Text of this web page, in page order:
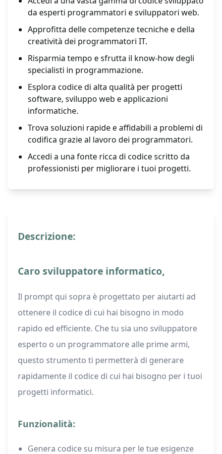
da esperti programmatori e sviluppatori web.
Approfitta delle competenze tecniche e della
creatività dei programmatori IT.
Risparmia tempo e sfrutta il know-how degli
specialisti in programmazione.
Esplora codice di alta qualità per progetti
software, sviluppo web e applicazioni
informatiche.
Trova soluzioni rapide e affidabili a problemi di
codifica grazie al lavoro dei programmatori.
Accedi a una fonte ricca di codice scritto da
professionisti per migliorare i tuoi progetti.
Descrizione:
Caro sviluppatore informatico,
Il prompt qui sopra è progettato per aiutarti ad
ottenere il codice di cui hai bisogno in modo
rapido ed efficiente. Che tu sia uno sviluppatore
esperto o un programmatore alle prime armi,
questo strumento ti permetterà di generare
rapidamente il codice di cui hai bisogno per i tuoi
progetti informatici.
Funzionalità:
Genera codice su misura per le tue esigenze